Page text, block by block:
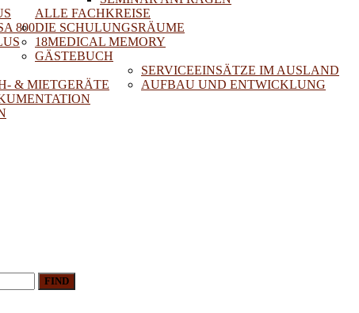
ALLE FACHKREISE
800DIE SCHULUNGSRÄUME
18MEDICAL MEMORY
GÄSTEBUCH
& MIETGERÄTE
SERVICEEINSÄTZE IM AUSLAND
AUFBAU UND ENTWICKLUNG
FIND